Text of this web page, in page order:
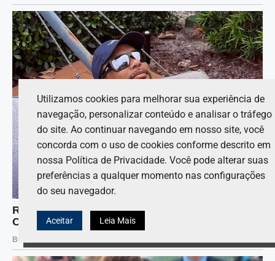
Utilizamos cookies para melhorar sua experiência de
navegação, personalizar conteúdo e analisar o tráfego
do site. Ao continuar navegando em nosso site, você
concorda com o uso de cookies conforme descrito em
nossa Política de Privacidade. Você pode alterar suas
preferências a qualquer momento nas configurações
do seu navegador.
Aceitar Leia Mais